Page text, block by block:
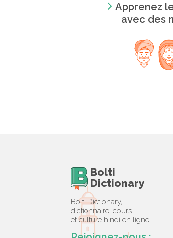
Apprenez
avec des
Bolti
Dictionary
Bolti Dictionary,
dictionnaire, cours
et culture hindi en ligne